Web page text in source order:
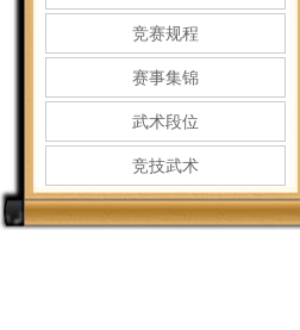
竞赛规程
赛事集锦
武术段位
竞技武术